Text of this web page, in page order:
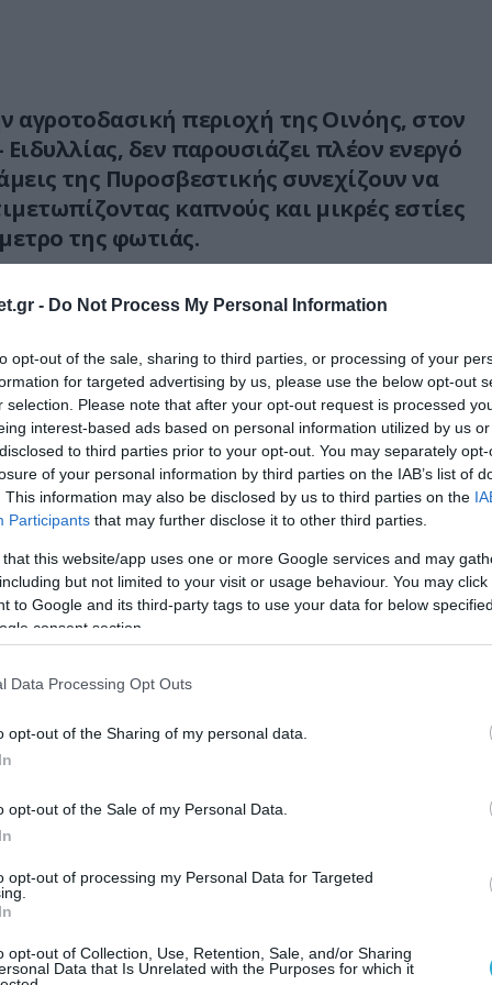
- Do Not Process My Personal Information
opt-out of the sale, sharing to third parties, or processing of your
for targeted advertising by us, please use the below opt-out
selection. Please note that after your opt-out request is processed
interest-based ads based on personal information utilized by us
to third parties prior to your opt-out. You may separately
of your personal information by third parties on the IAB’s list of
This information may also be disclosed by us to third parties on the
Participants that may further disclose it to other third parties.
that this website/app uses one or more Google services and may
but not limited to your visit or usage behaviour. You may
to Google and its third-party tags to use your data for below
consent section.
Data Processing Opt Outs
opt-out of the Sharing of my personal data.
opt-out of the Sale of my Personal Data.
opt-out of processing my Personal Data for Targeted
opt-out of Collection, Use, Retention, Sale, and/or Sharing
Data that Is Unrelated with the Purposes for which it
αγροτοδασική περιοχή της Οινόης, στον
δεν παρουσιάζει πλέον ενεργό
της Πυροσβεστικής συνεχίζουν να
καπνούς και μικρές εστίες
της φωτιάς.
σε δασική έκταση, προκαλώντας μεγάλη
συμμετέχουν 210 πυροσβέστες, 10 πεζοπόρα
εθελοντές και ομάδες Πολιτικής
αέρος επιχειρούν δύο αεροσκάφη και δύο
και μηχανήματα έργου, συμβάλλουν στην
δημιουργία αντιπυρικών ζωνών.
από το Κινητό
«ΟΛΥΜΠΟΣ», με τη συνδρομή drone
οχημάτων στην περιοχή έχει πλέον
παραμένει υψηλός σε αρκετές περιοχές
τους πολίτες να είναι ιδιαίτερα